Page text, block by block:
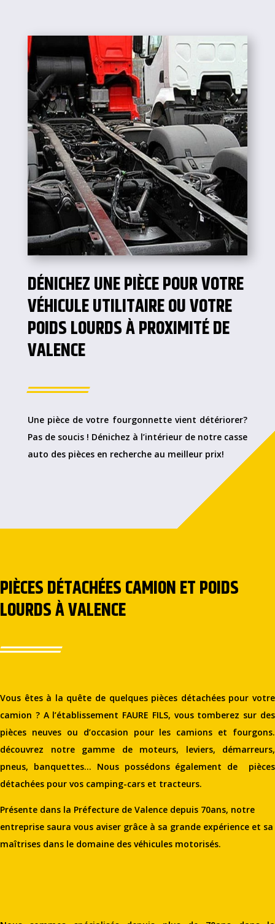
DÉNICHEZ UNE PIÈCE POUR VOTRE
VÉHICULE UTILITAIRE OU VOTRE
POIDS LOURDS À PROXIMITÉ DE
VALENCE
Une pièce de votre fourgonnette vient détériorer?
Pas de soucis ! Dénichez à l’intérieur de notre casse
auto des pièces en recherche au meilleur prix!
PIÈCES DÉTACHÉES CAMION ET POIDS
LOURDS À VALENCE
Vous êtes à la quête de quelques pièces détachées pour votre
camion ? A l’établissement FAURE FILS, vous tomberez sur des
pièces neuves ou d’occasion pour les camions et fourgons.
découvrez notre gamme de moteurs, leviers, démarreurs,
pneus, banquettes… Nous possédons également de pièces
détachées pour vos camping-cars et tracteurs.
Présente dans la Préfecture de Valence depuis 70ans, notre
entreprise saura vous aviser grâce à sa grande expérience et sa
maîtrises dans le domaine des véhicules motorisés.